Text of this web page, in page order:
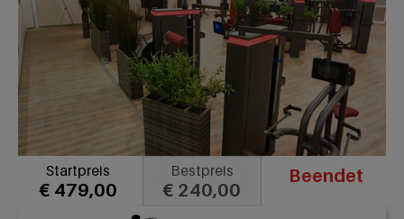
Startpreis
€ 479,00
Bestpreis
€ 240,00
Beendet